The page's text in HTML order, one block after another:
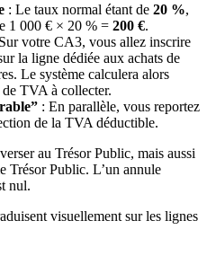
: Le taux normal étant de 20 %,
1 000 € × 20 % = 200 €.
votre CA3, vous allez inscrire
la ligne dédiée aux achats de
Le système calculera alors
de TVA à collecter.
: En parallèle, vous reportez
de la TVA déductible.
au Trésor Public, mais aussi
Trésor Public. L’un annule
nul.
visuellement sur les lignes